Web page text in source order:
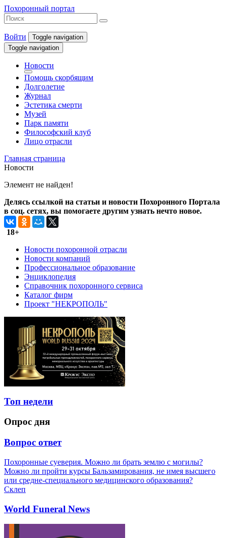
Похоронный портал
Войти
Toggle navigation
Toggle navigation
Новости
Помощь скорбящим
Долголетие
Журнал
Эстетика смерти
Музей
Парк памяти
Философский клуб
Лицо отрасли
Главная страница
Новости
Элемент не найден!
Делясь ссылкой на статьи и новости Похоронного Портала
в соц. сетях, вы помогаете другим узнать нечто новое.
18+
Новости похоронной отрасли
Новости компаний
Профессиональное образование
Энциклопедия
Справочник похоронного сервиса
Каталог фирм
Проект "НЕКРОПОЛЬ"
Топ недели
Опрос дня
Вопрос ответ
Похоронные суеверия. Можно ли брать землю с могилы?
Можно ли пройти курсы Бальзамирования, не имея высшего
или средне-специального медицинского образования?
Склеп
World Funeral News